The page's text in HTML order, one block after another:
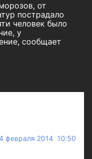
от
пострадало
человек было
у
сообщает
февраля 2014 10:50